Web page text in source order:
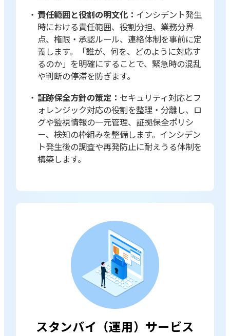
責任範囲と役割の明文化： インシデント発生
時における責任範囲、役割分担、業務分界
点、権限・承認ルール、連絡体制を事前に定
義します。「誰が、何を、どのように対応す
るのか」を明確にすることで、緊急時の混乱
や判断の停滞を防ぎます。
証跡保全方針の策定： セキュリティ対応とフ
ォレンジック対応の役割を整理・分離し、ロ
グや監視情報の一元管理、証拠保全ポリシ
ー、検知の枠組みを整備します。インシデン
ト発生後の調査や再発防止に耐えうる体制を
構築します。
スタンバイ（運用）サービス